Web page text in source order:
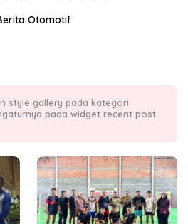
Otomotif
style gallery pada kategori
pada widget recent post